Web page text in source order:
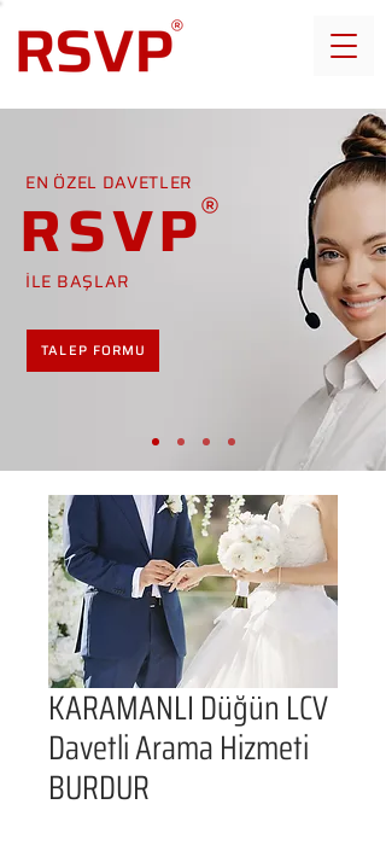
EN ÖZEL DAVETLER
RSVP
İLE BAŞLAR
TALEP FORMU
KARAMANLI Düğün LCV
Davetli Arama Hizmeti
BURDUR